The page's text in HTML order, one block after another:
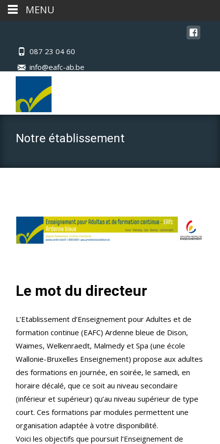
087 23 04 60
info@eafc-ab.be
Notre établissement
Le mot du directeur
L’Etablissement d’Enseignement pour Adultes et de
formation continue (EAFC) Ardenne bleue de Dison,
Waimes, Welkenraedt, Malmedy et Spa (une école
Wallonie-Bruxelles Enseignement) propose aux adultes
des formations en journée, en soirée, le samedi, en
horaire décalé, que ce soit au niveau secondaire
(inférieur et supérieur) qu’au niveau supérieur de type
court. Ces formations par modules permettent une
organisation adaptée à votre disponibilité.
Voici les objectifs que poursuit l’Enseignement de
MENU